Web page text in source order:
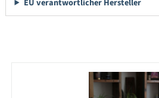
EU verantwortlicher Hersteller